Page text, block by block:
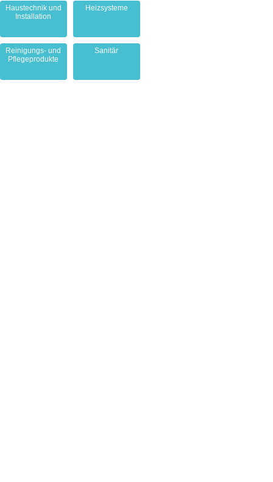
Haustechnik und
Installation
Heizsysteme
Reinigungs- und
Pflegeprodukte
Sanitär